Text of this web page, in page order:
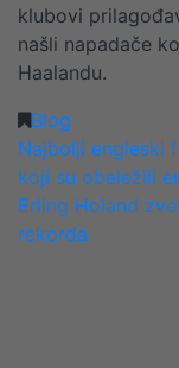
klubovi
našli napadače
Haalandu.
Blog
POST
Najbolji engleski
koji su obeležili
Erling Holand
rekorda